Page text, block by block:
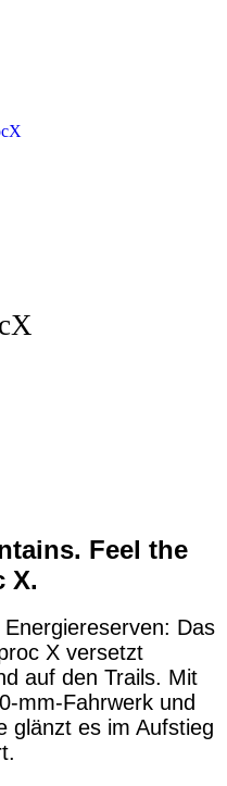
Feel the
X.
Das
X versetzt
auf den Trails. Mit
mm-Fahrwerk und
glänzt es im Aufstieg